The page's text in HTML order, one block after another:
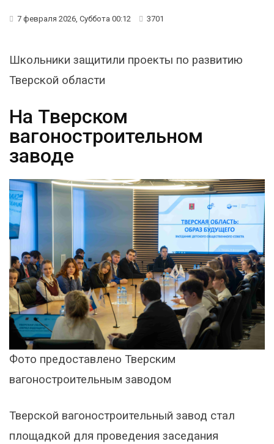
7 февраля 2026, Суббота 00:12 3701
Школьники защитили проекты по развитию
Тверской области
На Тверском
вагоностроительном
заводе
Фото предоставлено Тверским
вагоностроительным заводом
Тверской вагоностроительный завод стал
площадкой для проведения заседания